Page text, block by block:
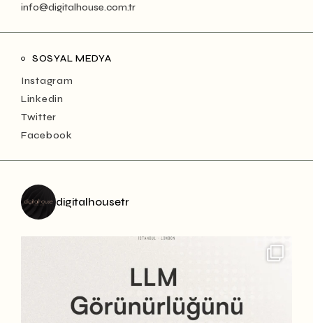
info@digitalhouse.com.tr
SOSYAL MEDYA
Instagram
Linkedin
Twitter
Facebook
digitalhousetr